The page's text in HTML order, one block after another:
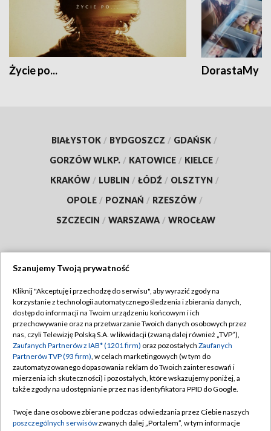
Życie po... DorastaMy
BIAŁYSTOK / BYDGOSZCZ / GDAŃSK /
GORZÓW WLKP. / KATOWICE / KIELCE /
KRAKÓW / LUBLIN / ŁÓDŹ / OLSZTYN /
OPOLE / POZNAŃ / RZESZÓW /
SZCZECIN / WARSZAWA / WROCŁAW
TVP
Abonament TVP
Emisja w TVP
Centrum informacji TVP
Naziemna Telewizja Cyfrowa
Rada Programowa
Regulamin TVP
Polityka prywatności
Moje zgody
Pomoc
Kontakt
Szanujemy Twoją prywatność
Kliknij "Akceptuję i przechodzę do serwisu", aby wyrazić zgody na
korzystanie z technologii automatycznego śledzenia i zbierania danych,
dostęp do informacji na Twoim urządzeniu końcowym i ich
przechowywanie oraz na przetwarzanie Twoich danych osobowych przez
nas, czyli Telewizję Polską S.A. w likwidacji (zwaną dalej również „TVP”),
Zaufanych Partnerów z IAB* (1201 firm) oraz pozostałych Zaufanych
Partnerów TVP (93 firm), w celach marketingowych (w tym do
zautomatyzowanego dopasowania reklam do Twoich zainteresowań i
mierzenia ich skuteczności) i pozostałych, które wskazujemy poniżej, a
także zgody na udostępnianie przez nas identyfikatora PPID do Google.
Twoje dane osobowe zbierane podczas odwiedzania przez Ciebie naszych
poszczególnych serwisówzwanych dalej „Portalem”, w tym informacje